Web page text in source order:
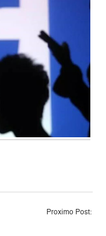
Proximo Post: